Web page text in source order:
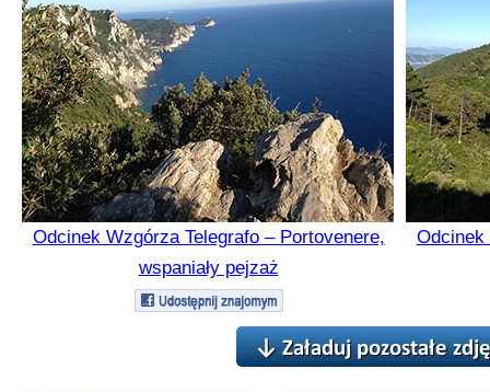
Odcinek Wzgórza Telegrafo – Portovenere,
wspaniały pejzaż
Odcinek